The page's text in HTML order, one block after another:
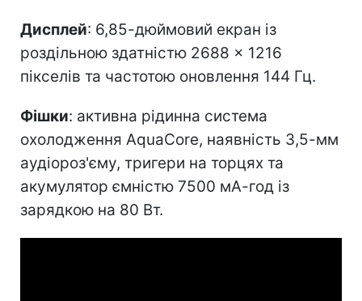
Дисплей: 6,85-дюймовий екран із
роздільною здатністю 2688 × 1216
пікселів та частотою оновлення 144 Гц.
Фішки: активна рідинна система
охолодження AquaCore, наявність 3,5-мм
аудіороз'єму, тригери на торцях та
акумулятор ємністю 7500 мА-год із
зарядкою на 80 Вт.